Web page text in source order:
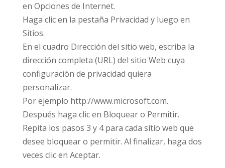
en Opciones de Internet.
Haga clic en la pestaña Privacidad y luego en
Sitios.
En el cuadro Dirección del sitio web, escriba la
dirección completa (URL) del sitio Web cuya
configuración de privacidad quiera
personalizar.
Por ejemplo http://www.microsoft.com.
Después haga clic en Bloquear o Permitir.
Repita los pasos 3 y 4 para cada sitio web que
desee bloquear o permitir. Al finalizar, haga dos
veces clic en Aceptar.